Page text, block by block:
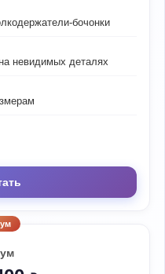
бочонки
невидимых деталях